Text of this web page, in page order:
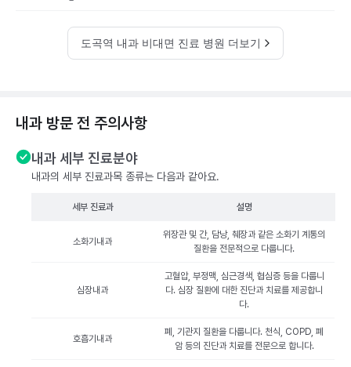
도곡역 내과 비대면 진료 병원 더보기
내과 방문 전 주의사항
내과 세부 진료분야
내과의 세부 진료과목 종류는 다음과 같아요.
세부 진료과 설명
소화기내과
위장관 및 간, 담낭, 췌장과 같은 소화기 계통의
질환을 전문적으로 다룹니다.
심장내과
고혈압, 부정맥, 심근경색, 협심증 등을 다룹니
다. 심장 질환에 대한 진단과 치료를 제공합니
다.
호흡기내과
폐, 기관지 질환을 다룹니다. 천식, COPD, 폐
암 등의 진단과 치료를 전문으로 합니다.